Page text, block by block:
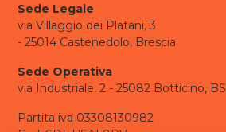
Sede Legale
via Villaggio dei Platani, 3
- 25014 Castenedolo, Brescia
Sede Operativa
via Industriale, 2 - 25082 Botticino, BS
Partita iva 03308130982